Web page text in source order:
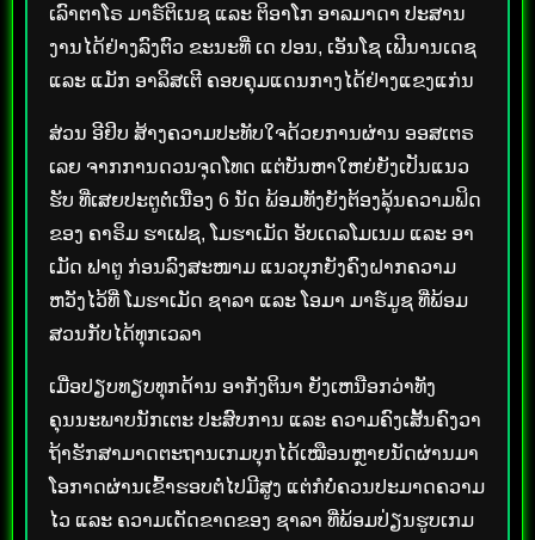
ເລົາຕາໂຣ ມາຣ໌ຕິເນຊ ແລະ ຕິອາໂກ ອາລມາດາ ປະສານ
ງານໄດ້ຢ່າງລົງຕົວ ຂະນະທີ່ ເດ ປອນ, ເອັນໂຊ ເຟີນານເດຊ
ແລະ ແມັກ ອາລິສເຕີ ຄອບຄຸມແດນກາງໄດ້ຢ່າງແຂງແກ່ນ
ສ່ວນ ອີຢິບ ສ້າງຄວາມປະທັບໃຈດ້ວຍການຜ່ານ ອອສເຕຣ
ເລຍ ຈາກການດວນຈຸດໂທດ ແຕ່ບັນຫາໃຫຍ່ຍັງເປັນແນວ
ຮັບ ທີ່ເສຍປະຕູຕໍ່ເນື່ອງ 6 ນັດ ພ້ອມທັງຍັງຕ້ອງລຸ້ນຄວາມຟິດ
ຂອງ ຄາຣິມ ຮາເຟຊ, ໂມຮາເມັດ ອັບເດລໂມເນມ ແລະ ອາ
ເມັດ ຟາຕູ ກ່ອນລົງສະໜາມ ແນວບຸກຍັງຄົງຝາກຄວາມ
ຫວັງໄວ້ທີ່ ໂມຮາເມັດ ຊາລາ ແລະ ໂອມາ ມາຣ໌ມູຊ ທີ່ພ້ອມ
ສວນກັບໄດ້ທຸກເວລາ
ເມື່ອປຽບທຽບທຸກດ້ານ ອາກັງຕິນາ ຍັງເຫນືອກວ່າທັງ
ຄຸນນະພາບນັກເຕະ ປະສົບການ ແລະ ຄວາມຄົງເສັ້ນຄົງວາ
ຖ້າຮັກສາມາດຕະຖານເກມບຸກໄດ້ເໝືອນຫຼາຍນັດຜ່ານມາ
ໂອກາດຜ່ານເຂົ້າຮອບຕໍ່ໄປມີສູງ ແຕ່ກໍບໍ່ຄວນປະມາດຄວາມ
ໄວ ແລະ ຄວາມເດັດຂາດຂອງ ຊາລາ ທີ່ພ້ອມປ່ຽນຮູບເກມ